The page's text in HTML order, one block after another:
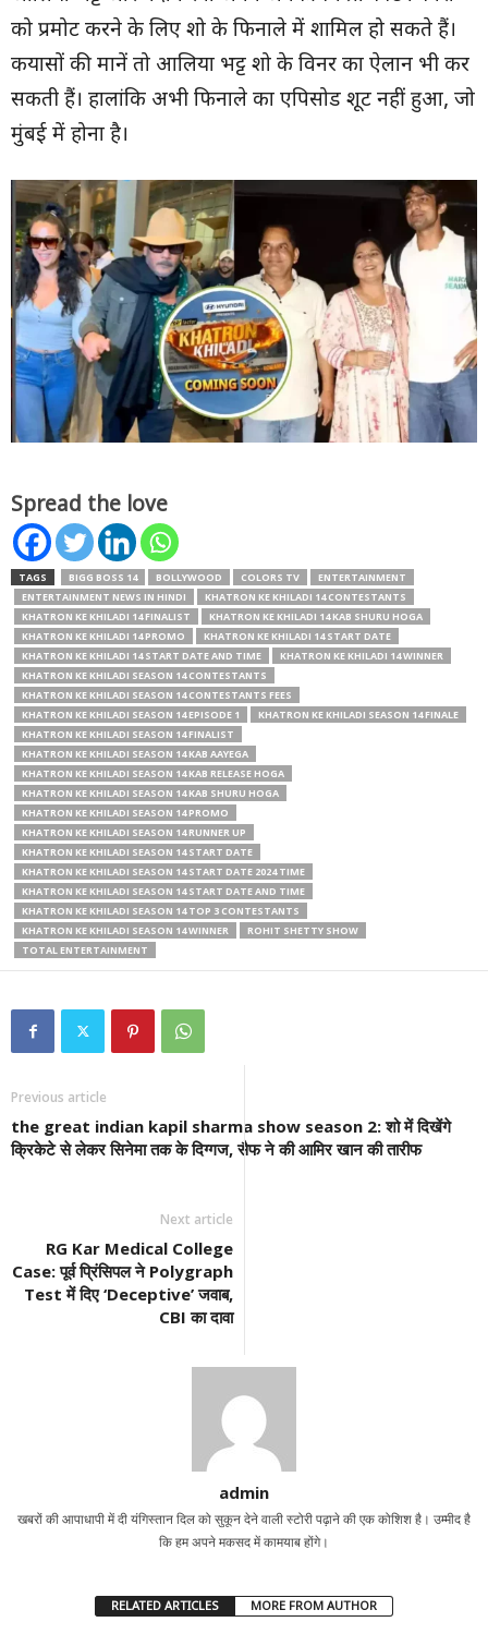
को प्रमोट करने के लिए शो के फिनाले में शामिल हो सकते हैं।
कयासों की मानें तो आलिया भट्ट शो के विनर का ऐलान भी कर
सकती हैं। हालांकि अभी फिनाले का एपिसोड शूट नहीं हुआ, जो
मुंबई में होना है।
Spread the love
TAGS BIGG BOSS 14 BOLLYWOOD COLORS TV
ENTERTAINMENT
ENTERTAINMENT NEWS IN HINDI
KHATRON KE KHILADI 14 CONTESTANTS
KHATRON KE KHILADI 14 FINALIST
KHATRON KE KHILADI 14 KAB SHURU HOGA
KHATRON KE KHILADI 14 PROMO
KHATRON KE KHILADI 14 START DATE
KHATRON KE KHILADI 14 START DATE AND TIME
KHATRON KE KHILADI 14 WINNER
KHATRON KE KHILADI SEASON 14 CONTESTANTS
KHATRON KE KHILADI SEASON 14 CONTESTANTS FEES
KHATRON KE KHILADI SEASON 14 EPISODE 1
KHATRON KE KHILADI SEASON 14 FINALE
KHATRON KE KHILADI SEASON 14 FINALIST
KHATRON KE KHILADI SEASON 14 KAB AAYEGA
KHATRON KE KHILADI SEASON 14 KAB RELEASE HOGA
KHATRON KE KHILADI SEASON 14 KAB SHURU HOGA
KHATRON KE KHILADI SEASON 14 PROMO
KHATRON KE KHILADI SEASON 14 RUNNER UP
KHATRON KE KHILADI SEASON 14 START DATE
KHATRON KE KHILADI SEASON 14 START DATE 2024 TIME
KHATRON KE KHILADI SEASON 14 START DATE AND TIME
KHATRON KE KHILADI SEASON 14 TOP 3 CONTESTANTS
KHATRON KE KHILADI SEASON 14 WINNER
ROHIT SHETTY SHOW
TOTAL ENTERTAINMENT
Previous article
the great indian kapil sharma show season 2: शो में दिखेंगे
क्रिकेटे से लेकर सिनेमा तक के दिग्गज, सैफ ने की आमिर खान की तारीफ
Next article
RG Kar Medical College
Case: पूर्व प्रिंसिपल ने Polygraph
Test में दिए ‘Deceptive’ जवाब,
CBI का दावा
admin
खबरों की आपाधापी में दी यंगिस्तान दिल को सुकून देने वाली स्टोरी पढ़ाने की एक कोशिश है। उम्मीद है
कि हम अपने मकसद में कामयाब होंगे।
RELATED ARTICLES MORE FROM AUTHOR